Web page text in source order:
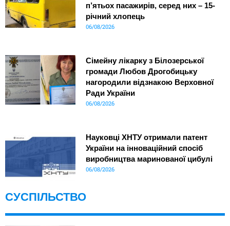
п’ятьох пасажирів, серед них – 15-
річний хлопець
06/08/2026
Сімейну лікарку з Білозерської
громади Любов Дрогобицьку
нагородили відзнакою Верховної
Ради України
06/08/2026
Науковці ХНТУ отримали патент
України на інноваційний спосіб
виробництва маринованої цибулі
06/08/2026
СУСПІЛЬСТВО